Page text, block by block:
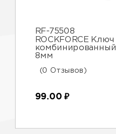
RF-75508
ROCKFORCE Ключ
комбинированный
8мм
(0 Отзывов)
99.00 ₽